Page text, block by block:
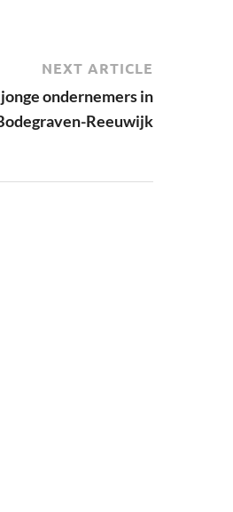
NEXT ARTICLE
ondernemers in
Reeuwijk